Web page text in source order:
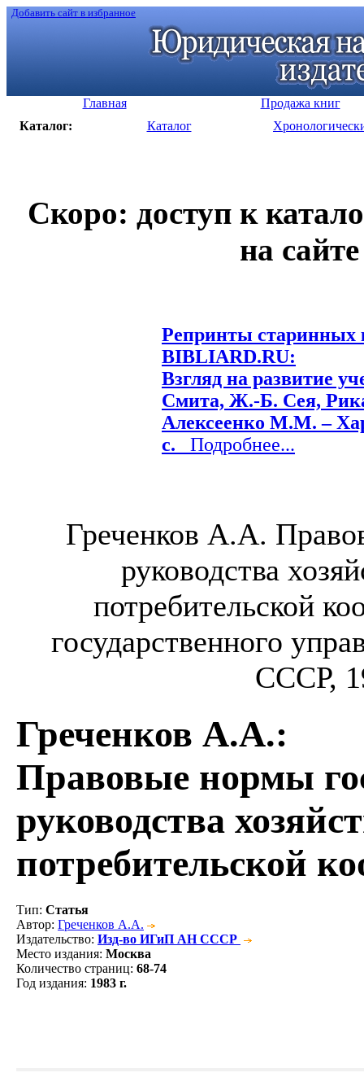
Добавить сайт в избранное
Главная
Продажа книг
Каталог:
Каталог
Скоро: доступ к
на
Репринты старинных
BIBLIARD.RU:
Взгляд на развитие
Смита, Ж.-Б. Сея,
Алексеенко М.М. –
с. Подробнее...
Греченков А.А.
руководства
потребительской
государственного
СССР,
Греченков А.А.:
Правовые нормы
руководства
потребительской
Тип: Статья
Автор: Греченков А.А.
Издательство: Изд-во ИГиП АН СССР
Место издания: Москва
Количество страниц: 68-74
Год издания: 1983 г.